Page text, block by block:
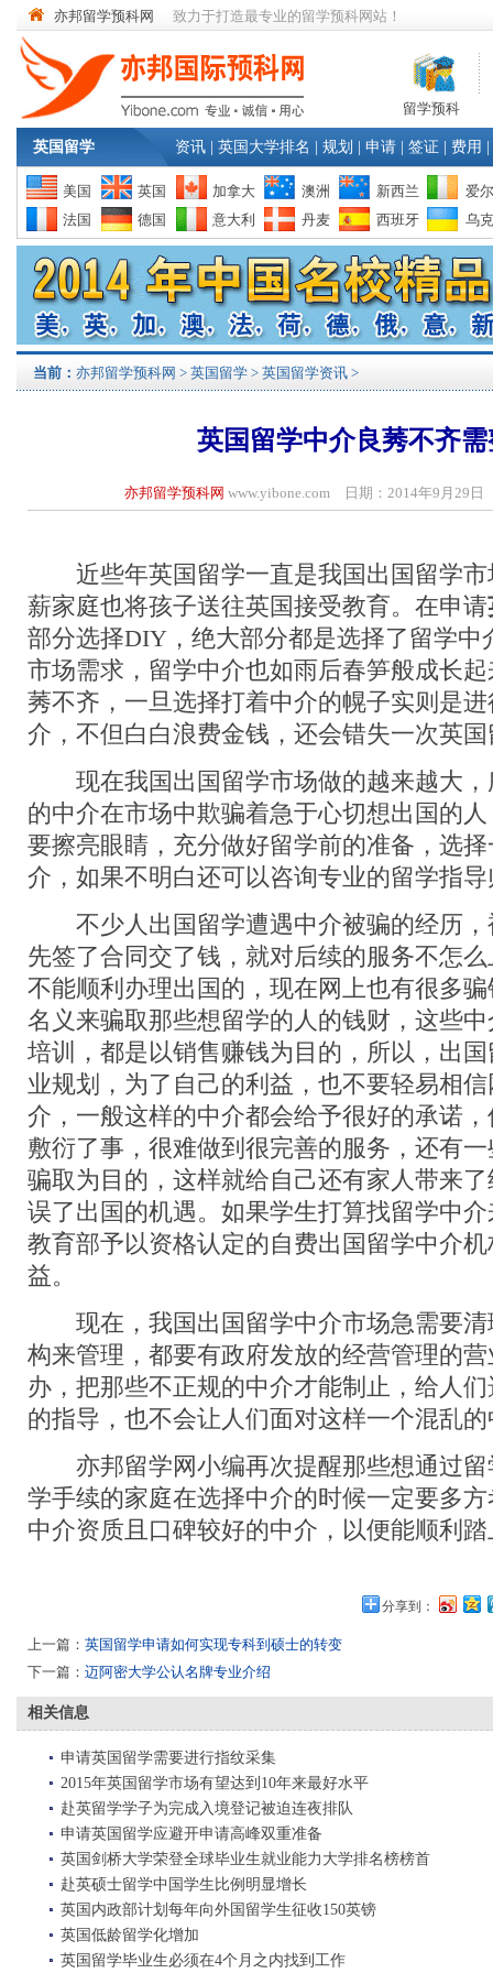
亦邦留学预科网 致力于打造最专业的留学预科网站！
留学预科
英国留学 资讯 英国大学排名 规划 申请 签证 费用
美国 英国 加拿大 澳洲 新西兰
爱
法国
德国 意大利 丹麦 西班牙 乌
当前： 亦邦留学预科网 > 英国留学 > 英国留学资讯 >
英国留学中介良莠不齐
亦邦留学预科网 www.yibone.com 日期：2014年9月29
近些年英国留学一直是我国出国留学市
薪家庭也将孩子送往英国接受教育。在申请
部分选择DIY，绝大部分都是选择了留学中
市场需求，留学中介也如雨后春笋般成长
莠不齐，一旦选择打着中介的幌子实则是
介，不但白白浪费金钱，还会错失一次英
现在我国出国留学市场做的越来越大，
的中介在市场中欺骗着急于心切想出国的
要擦亮眼睛，充分做好留学前的准备，选
介，如果不明白还可以咨询专业的留学指导
不少人出国留学遭遇中介被骗的经历，
先签了合同交了钱，就对后续的服务不怎
不能顺利办理出国的，现在网上也有很多
名义来骗取那些想留学的人的钱财，这些
培训，都是以销售赚钱为目的，所以，出
业规划，为了自己的利益，也不要轻易相
介，一般这样的中介都会给予很好的承诺
敷衍了事，很难做到很完善的服务，还有
骗取为目的，这样就给自己还有家人带来
误了出国的机遇。如果学生打算找留学中
教育部予以资格认定的自费出国留学中介
益。
现在，我国出国留学中介市场急需要清
构来管理，都要有政府发放的经营管理的
办，把那些不正规的中介才能制止，给人
的指导，也不会让人们面对这样一个混乱
亦邦留学网小编再次提醒那些想通过留
学手续的家庭在选择中介的时候一定要多
中介资质且口碑较好的中介，以便能顺利
分享到：
上一篇： 英国留学申请如何实现专科到硕士的转变
下一篇： 迈阿密大学公认名牌专业介绍
相关信息
申请英国留学需要进行指纹采集
2015年英国留学市场有望达到10年来最好水平
赴英留学学子为完成入境登记被迫连夜排队
申请英国留学应避开申请高峰双重准备
英国剑桥大学荣登全球毕业生就业能力大学排名榜榜首
赴英硕士留学中国学生比例明显增长
英国内政部计划每年向外国留学生征收150英镑
英国低龄留学化增加
英国留学毕业生必须在4个月之内找到工作